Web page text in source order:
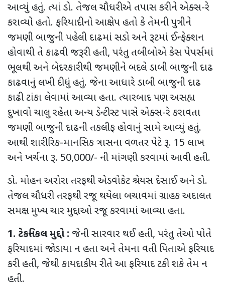
આવ્યું હતું. ત્યાં ડો. તેજલ ચૌધરીએ તપાસ કરીને એક્સ-રે
કરાવ્યો હતો. ફરિયાદીનો આક્ષેપ હતો કે તેમની પુત્રીને
જમણી બાજુની પહેલી દાઢમાં સડો અને રૂટમાં ઈન્ફેક્શન
હોવાથી તે કાઢવી જરૂરી હતી, પરંતુ તબીબોએ કેસ પેપર્સમાં
ભૂલથી અને બેદરકારીથી જમણીને બદલે ડાબી બાજુની દાઢ
કાઢવાનું લખી દીધું હતું. જેના આધારે ડાબી બાજુની દાઢ
કાઢી ટાંકા લેવામાં આવ્યા હતા. ત્યારબાદ પણ અસહ્ય
દુખાવો ચાલુ રહેતા અન્ય ડેન્ટીસ્ટ પાસે એક્સ-રે કરાવતા
જમણી બાજુની દાઢની તકલીફ હોવાનું સામે આવ્યું હતું.
આથી શારીરિક-માનસિક ત્રાસના વળતર પેટે રૂ. 15 લાખ
અને ખર્ચના રૂ. 50,000/- ની માંગણી કરવામાં આવી હતી.
​ડો. મોહન અરોરા તરફથી એડવોકેટ શ્રેયસ દેસાઈ અને ડો.
તેજલ ચૌધરી તરફથી રજૂ થયેલા બચાવમાં ગ્રાહક અદાલત
સમક્ષ મુખ્ય ચાર મુદ્દાઓ રજૂ કરવામાં આવ્યા હતા.
​1. ટેકનિકલ મુદ્દો : જેની સારવાર થઈ હતી, પરંતુ તેઓ પોતે
ફરિયાદમાં જોડાયા ન હતા અને તેમના વતી પિતાએ ફરિયાદ
કરી હતી, જેથી કાયદાકીય રીતે આ ફરિયાદ ટકી શકે તેમ ન
હતી.